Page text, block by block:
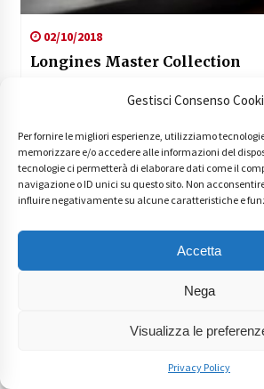
Gestisci Consenso
Per fornire le migliori esperienze, utilizziamo
memorizzare e/o accedere alle informazioni del
tecnologie ci permetterà di elaborare dati come il
navigazione o ID unici su questo sito. Non
influire negativamente su alcune caratteristiche e
Accetta
Nega
Visualizza le
Privacy Policy
02/10/2018
Longines Master Collection
Unisciti ai nostri
Followers
Articoli Recenti